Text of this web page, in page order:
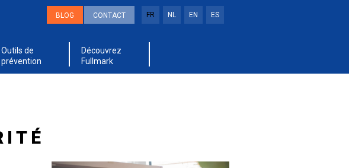
FR NL EN ES
BLOG CONTACT
Outils de
prévention
Découvrez
Fullmark